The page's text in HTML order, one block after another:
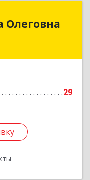
29
ул, дом №